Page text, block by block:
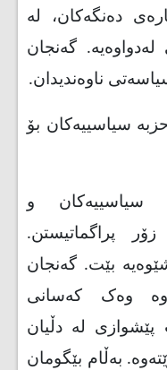
دەنگەکان، لە
گەنجان
ناوەندیدان.
سیاسییەکان بۆ
سیاسییەکان و
پراگماتیستن.
بێت. گەنجان
وەک کەسانی
پێشوازی لە دڵیان
بەڵام بێگومان